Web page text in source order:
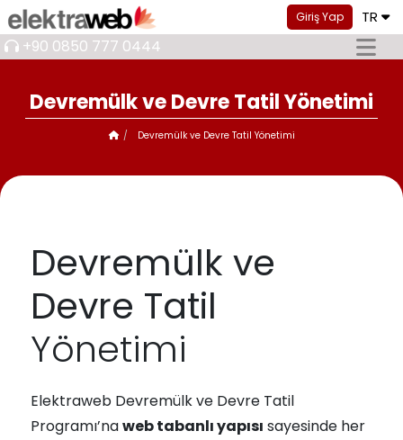
Giriş Yap TR
+90 0850 777 0444
Devremülk ve Devre Tatil Yönetimi
Devremülk ve Devre Tatil Yönetimi
Devremülk ve
Devre Tatil
Yönetimi
Elektraweb Devremülk ve Devre Tatil
Programı’naweb tabanlı yapısı sayesinde her